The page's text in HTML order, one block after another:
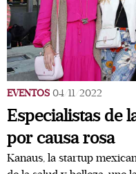
EVENTOS 04/11/2022
Especialistas de
por causa rosa
Kanaus, la startup